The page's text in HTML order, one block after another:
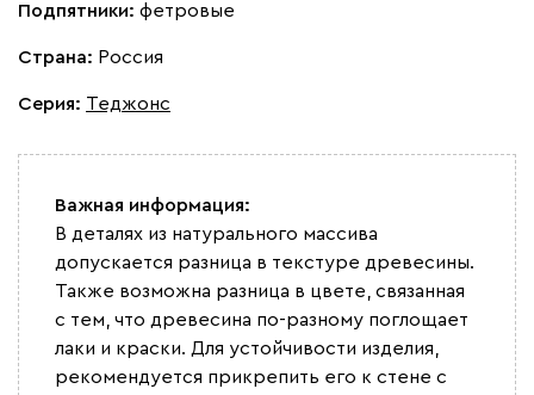
Подпятники: фетровые
Страна: Россия
Серия: Теджонс
Важная информация:
В деталях из натурального массива
допускается разница в текстуре древесины.
Также возможна разница в цвете, связанная
с тем, что древесина по-разному поглощает
лаки и краски. Для устойчивости изделия,
рекомендуется прикрепить его к стене с